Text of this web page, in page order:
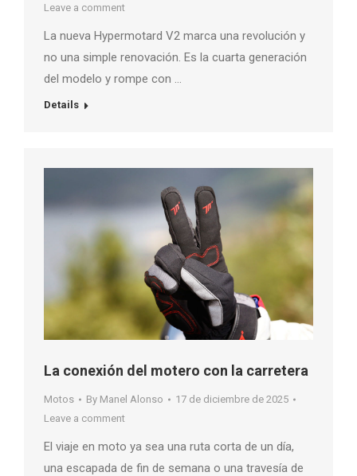
Leave a comment
La nueva Hypermotard V2 marca una revolución y
no una simple renovación. Es la cuarta generación
del modelo y rompe con …
Details
La conexión del motero con la carretera
Motos By Manel Alonso
17 de diciembre de 2025
Leave a comment
El viaje en moto ya sea una ruta corta de un día,
una escapada de fin de semana o una travesía de